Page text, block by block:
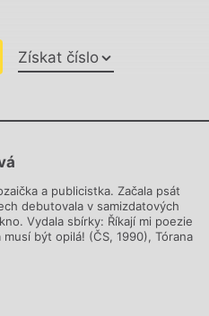
Získat číslo
a publicistka. Začala psát
debutovala v samizdatových
Vydala sbírky: Říkají mi poezie
musí být opilá! (ČS, 1990), Tórana